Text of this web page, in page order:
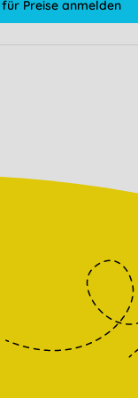
für Preise anmelden